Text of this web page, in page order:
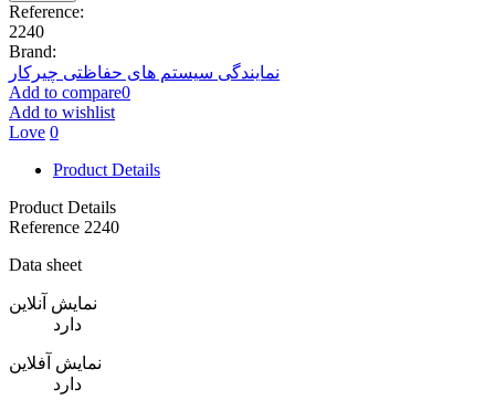
Reference:
2240
Brand:
نمایندگی سیستم های حفاظتی چیرکار
Add to compare0
Add to wishlist
Love 0
Product Details
Product Details
Reference 2240
Data sheet
نمایش آنلاین
دارد
نمایش آفلاین
دارد